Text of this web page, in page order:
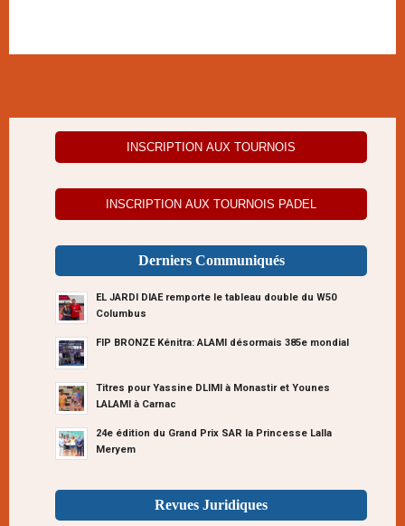
INSCRIPTION AUX TOURNOIS
INSCRIPTION AUX TOURNOIS PADEL
Derniers Communiqués
EL JARDI DIAE remporte le tableau double du W50
Columbus
FIP BRONZE Kénitra: ALAMI désormais 385e mondial
Titres pour Yassine DLIMI à Monastir et Younes
LALAMI à Carnac
24e édition du Grand Prix SAR la Princesse Lalla
Meryem
Revues Juridiques